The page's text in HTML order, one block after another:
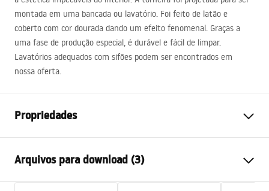
montada em uma bancada ou lavatório. Foi feito de latão e
coberto com cor dourada dando um efeito fenomenal. Graças a
uma fase de produção especial, é durável e fácil de limpar.
Lavatórios adequados com sifões podem ser encontrados em
nossa oferta.
Propriedades
Método de instalação
De bancada
Cor
Ouro escovado
Arquivos para download (3)